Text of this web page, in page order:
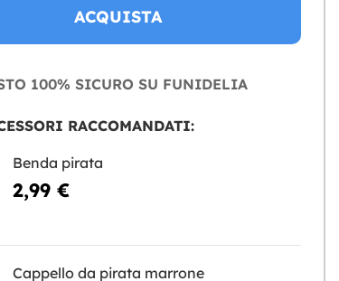
ACQUISTA
100% SICURO SU FUNIDELIA
RACCOMANDATI:
Benda pirata
2,99 €
Cappello da pirata marrone